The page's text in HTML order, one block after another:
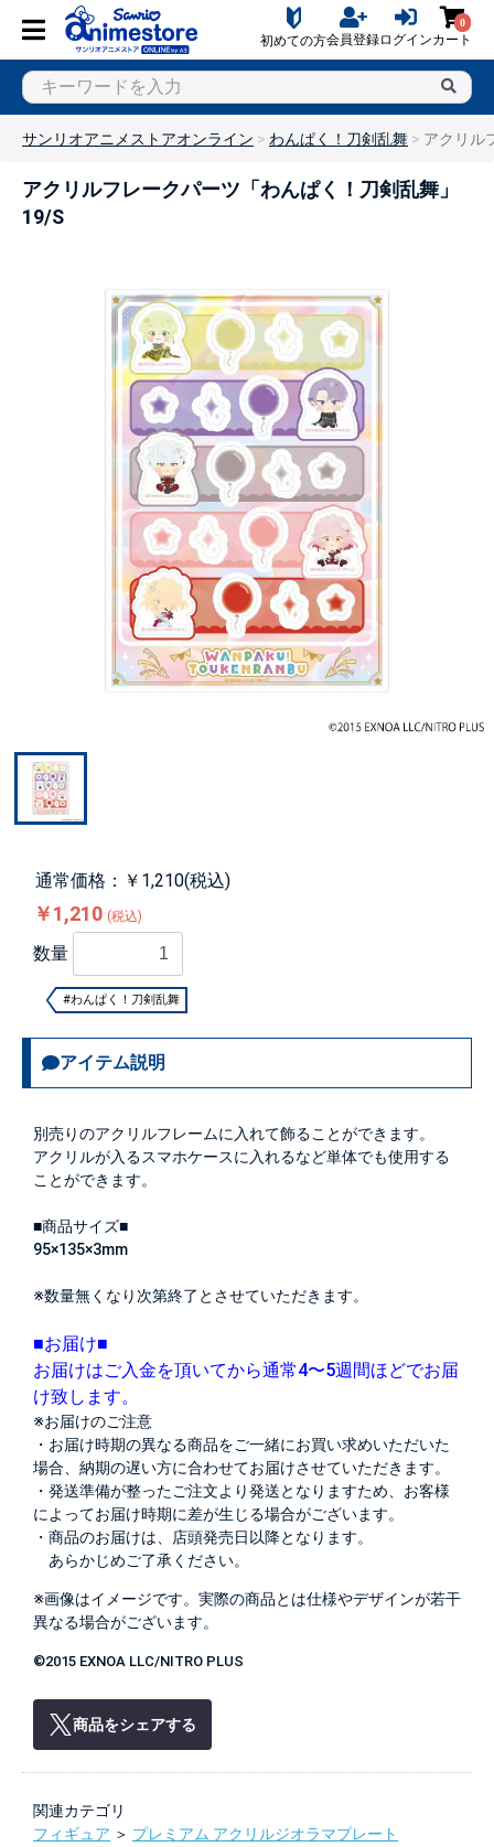
初めての方会員登録ログイン
0
カート
サンリオアニメストアオンライン わんぱく！刀剣乱舞 アクリル
アクリルフレークパーツ「わんぱく！刀剣乱舞」
19/S
通常価格：￥1,210(税込)
￥1,210 (税込)
数量
#わんぱく！刀剣乱舞
アイテム説明
別売りのアクリルフレームに入れて飾ることができます。
アクリルが入るスマホケースに入れるなど単体でも使用する
ことができます。
■商品サイズ■
95×135×3mm
※数量無くなり次第終了とさせていただきます。
■お届け■
お届けはご入金を頂いてから通常4〜5週間ほどでお届
け致します。
※お届けのご注意
・お届け時期の異なる商品をご一緒にお買い求めいただいた
場合、納期の遅い方に合わせてお届けさせていただきます。
・発送準備が整ったご注文より発送となりますため、お客様
によってお届け時期に差が生じる場合がございます。
・商品のお届けは、店頭発売日以降となります。
あらかじめご了承ください。
※画像はイメージです。実際の商品とは仕様やデザインが若干
異なる場合がございます。
©2015 EXNOA LLC/NITRO PLUS
商品をシェアする
関連カテゴリ
フィギュア ＞ プレミアム アクリルジオラマプレート